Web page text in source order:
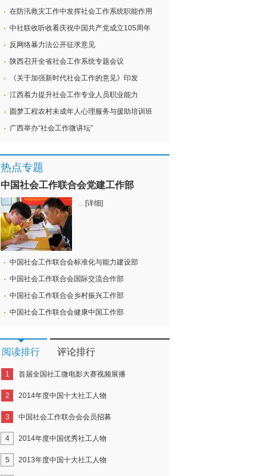
在防汛救灾工作中发挥社会工作系统职能作用
中社联收听收看庆祝中国共产党成立105周年
反网络暴力法公开征求意见
陕西召开全省社会工作系统专题会议
《关于加强新时代社会工作的意见》印发
江西着力提升社会工作专业人员职业能力
圆梦工程农村未成年人心理服务与援助培训班
广西举办“社会工作微讲坛”
热点专题
中国社会工作联合会党建工作部
... [详细]
中国社会工作联合会标准化与能力建设部
中国社会工作联合会国际交流合作部
中国社会工作联合会乡村振兴工作部
中国社会工作联合会健康中国工作部
阅读排行 评论排行
1 首届全国社工微电影大赛视频展播
2 2014年度中国十大社工人物
3 中国社会工作联合会会员招募
4 2014年度中国优秀社工人物
5 2013年度中国十大社工人物